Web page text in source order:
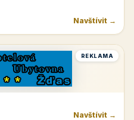
Navštívit →
REKLAMA
Navštívit →